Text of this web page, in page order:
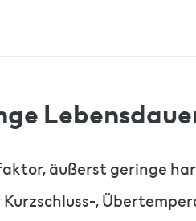
äußerst geringe
,